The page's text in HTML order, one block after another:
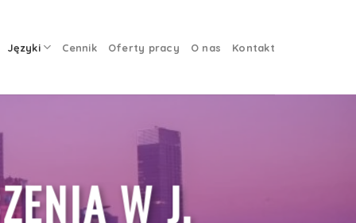
Języki Cennik Oferty pracy O nas Kontakt
W J.